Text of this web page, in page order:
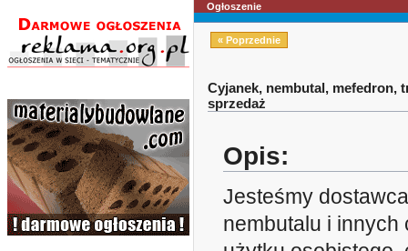
Ogłoszenie
« Poprzednie
Cyjanek, nembutal, mefedron,
sprzedaż
Opis:
Jesteśmy
nembutalu i innych